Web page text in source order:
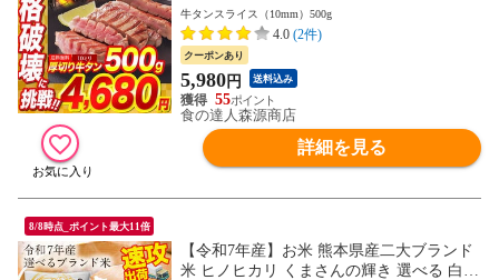
済み 塩だれ 肉厚 スリット 牛たん 豪州産
牛タンスライス（10mm）500g
4.0 (2件)
クーポンあり
5,980円 送料込み
55
食の達人森源商店
詳細を見る
8/8時点_ポイント最大11倍
【令和7年産】お米 熊本県産二大ブランド
米 ヒノヒカリ くまさんの輝き 選べる 白米